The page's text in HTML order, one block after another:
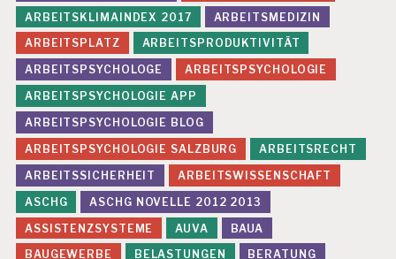
ARBEITSKLIMAINDEX 2017
ARBEITSMEDIZIN
ARBEITSPLATZ
ARBEITSPRODUKTIVITÄT
ARBEITSPSYCHOLOGE
ARBEITSPSYCHOLOGIE
ARBEITSPSYCHOLOGIE APP
ARBEITSPSYCHOLOGIE BLOG
ARBEITSPSYCHOLOGIE SALZBURG
ARBEITSRECHT
ARBEITSSICHERHEIT
ARBEITSWISSENSCHAFT
ASCHG
ASCHG NOVELLE 2012 2013
ASSISTENZSYSTEME
AUVA
BAUA
BAUGEWERBE
BELASTUNGEN
BERATUNG